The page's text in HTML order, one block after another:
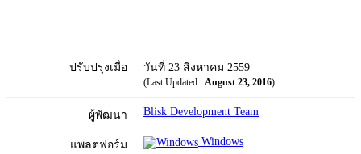
ปรับปรุงเมื่อ วันที่ 23 สิงหาคม 2559
(Last Updated : August 23, 2016)
ผู้พัฒนา Blisk Development Team
แพลตฟอร์ม Windows